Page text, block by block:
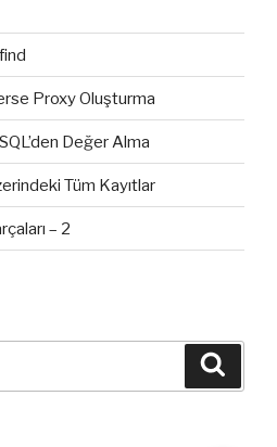
Proxy Oluşturma
Değer Alma
Tüm Kayıtlar
– 2